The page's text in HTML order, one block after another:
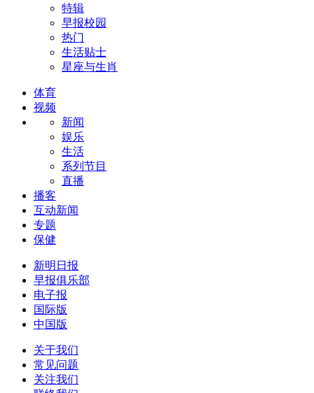
特辑
早报校园
热门
生活贴士
星座与生肖
体育
视频
新闻
娱乐
生活
系列节目
直播
播客
互动新闻
专题
保健
新明日报
早报俱乐部
电子报
国际版
中国版
关于我们
常见问题
关注我们